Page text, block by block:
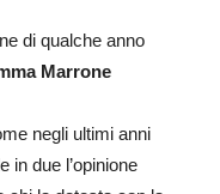
di qualche anno
Marrone
negli ultimi anni
in due l’opinione